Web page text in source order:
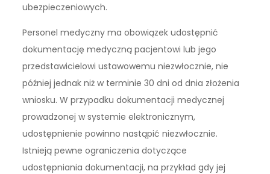
ubezpieczeniowych.
Personel medyczny ma obowiązek udostępnić
dokumentację medyczną pacjentowi lub jego
przedstawicielowi ustawowemu niezwłocznie, nie
później jednak niż w terminie 30 dni od dnia złożenia
wniosku. W przypadku dokumentacji medycznej
prowadzonej w systemie elektronicznym,
udostępnienie powinno nastąpić niezwłocznie.
Istnieją pewne ograniczenia dotyczące
udostępniania dokumentacji, na przykład gdy jej